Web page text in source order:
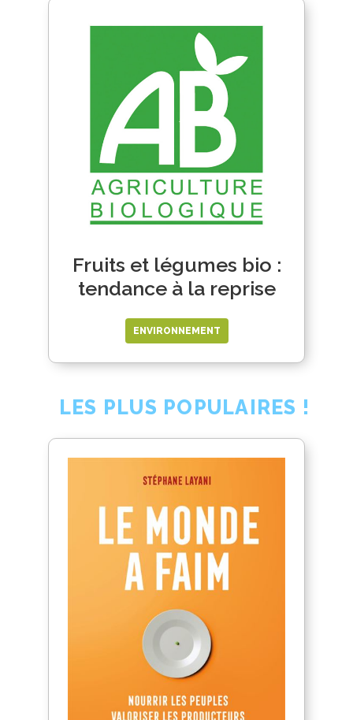
Fruits et légumes bio :
tendance à la reprise
ENVIRONNEMENT
LES PLUS POPULAIRES !